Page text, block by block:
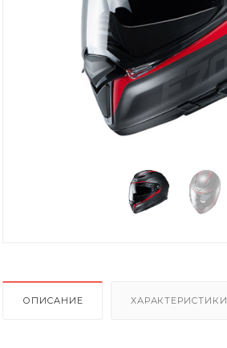
ОПИСАНИЕ ХАРАКТЕРИСТИКИ